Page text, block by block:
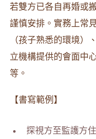
若雙方已各自再婚或
謹慎安排。實務上常
（孩子熟悉的環境）
立機構提供的會面中
等。
【書寫範例】
探視方至監護方